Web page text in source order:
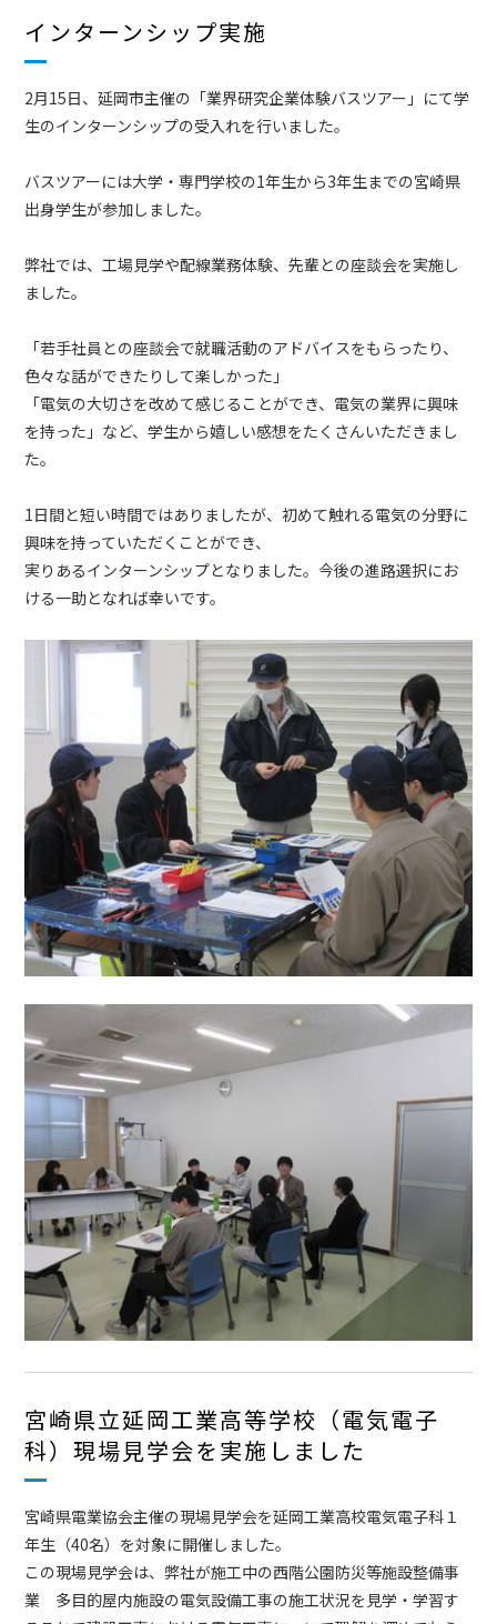
インターンシップ実施
2月15日、延岡市主催の「業界研究企業体験バスツアー」にて学
生のインターンシップの受入れを行いました。
バスツアーには大学・専門学校の1年生から3年生までの宮崎県
出身学生が参加しました。
弊社では、工場見学や配線業務体験、先輩との座談会を実施し
ました。
「若手社員との座談会で就職活動のアドバイスをもらったり、
色々な話ができたりして楽しかった」
「電気の大切さを改めて感じることができ、電気の業界に興味
を持った」など、学生から嬉しい感想をたくさんいただきまし
た。
1日間と短い時間ではありましたが、初めて触れる電気の分野に
興味を持っていただくことができ、
実りあるインターンシップとなりました。今後の進路選択にお
ける一助となれば幸いです。
宮崎県立延岡工業高等学校（電気電子
科）現場見学会を実施しました
宮崎県電業協会主催の現場見学会を延岡工業高校電気電子科１
年生（40名）を対象に開催しました。
この現場見学会は、弊社が施工中の西階公園防災等施設整備事
業 多目的屋内施設の電気設備工事の施工状況を見学・学習す